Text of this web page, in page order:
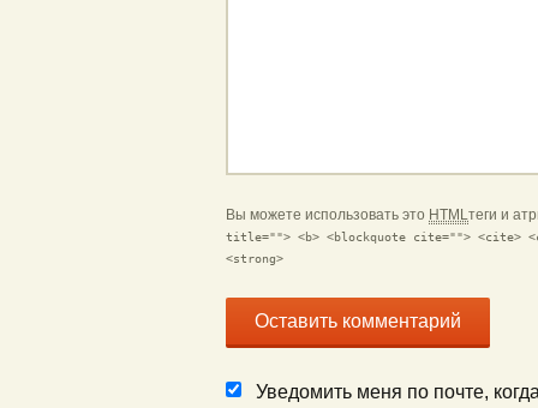
Вы можете использовать это HTMLтеги и
title=""> <b> <blockquote cite=""> <cite>
<strong>
Уведомить меня по почте,